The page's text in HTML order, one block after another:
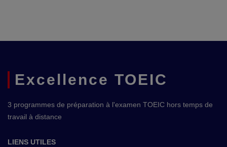
Excellence TOEIC
3 programmes de préparation à l'examen TOEIC hors temps de
travail à distance
LIENS UTILES